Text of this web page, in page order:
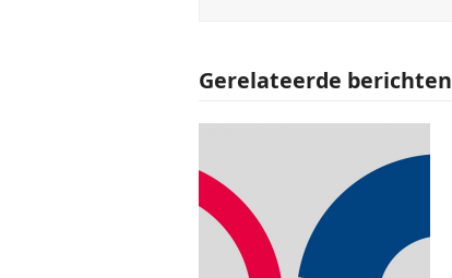
Gerelateerde berichten